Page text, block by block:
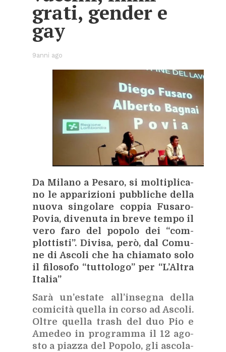
gra­ti, gen­der e
gay
9anni ago
Da Mi­la­no a Pe­sa­ro, si mol­ti­pli­ca­
no le ap­pa­ri­zio­ni pub­bli­che del­la
nuo­va sin­go­la­re cop­pia Fu­sa­ro-
Po­via, di­ve­nu­ta in bre­ve tem­po il
vero faro del po­po­lo dei “com­
plot­ti­sti”. Di­vi­sa, però, dal Co­mu­
ne di Asco­li che ha chia­ma­to solo
il fi­lo­so­fo “tut­to­lo­go” per “L’Al­tra
Ita­lia”
Sarà un’e­sta­te al­l’in­se­gna del­la
co­mi­ci­tà quel­la in cor­so ad Asco­li.
Ol­tre quel­la trash del duo Pio e
Ame­deo in pro­gram­ma il 12 ago­
sto a piaz­za del Po­po­lo, gli asco­la­